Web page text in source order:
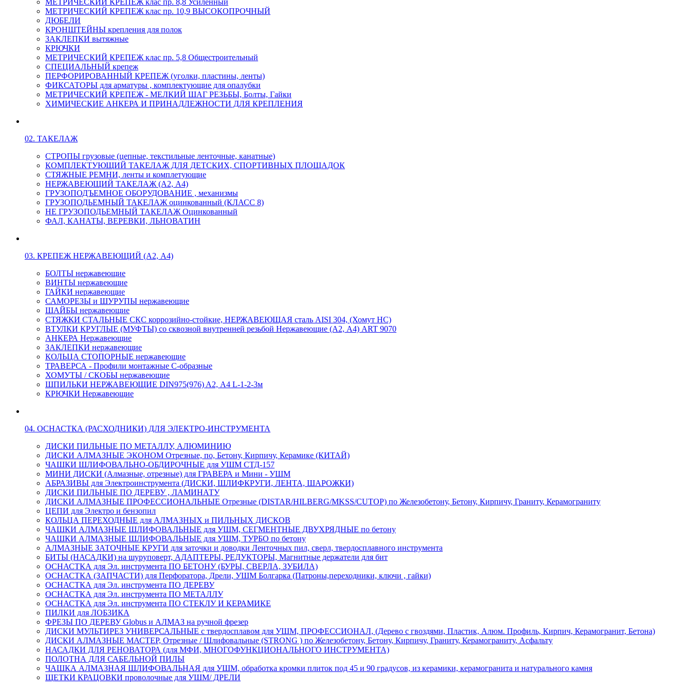
МЕТРИЧЕСКИЙ КРЕПЕЖ клас пр. 8,8 Усиленный
МЕТРИЧЕСКИЙ КРЕПЕЖ клас пр. 10,9 ВЫСОКОПРОЧНЫЙ
ДЮБЕЛИ
КРОНШТЕЙНЫ крепления для полок
ЗАКЛЕПКИ вытяжные
КРЮЧКИ
МЕТРИЧЕСКИЙ КРЕПЕЖ клас пр. 5,8 Общестроительный
СПЕЦИАЛЬНЫЙ крепеж
ПЕРФОРИРОВАННЫЙ КРЕПЕЖ (уголки, пластины, ленты)
ФИКСАТОРЫ для арматуры , комплектующие для опалубки
МЕТРИЧЕСКИЙ КРЕПЕЖ - МЕЛКИЙ ШАГ РЕЗЬБЫ, Болты, Гайки
ХИМИЧЕСКИЕ АНКЕРА И ПРИНАДЛЕЖНОСТИ ДЛЯ КРЕПЛЕНИЯ
02. ТАКЕЛАЖ
СТРОПЫ грузовые (цепные, текстильные ленточные, канатные)
КОМПЛЕКТУЮЩИЙ ТАКЕЛАЖ ДЛЯ ДЕТСКИХ, СПОРТИВНЫХ ПЛОЩАДОК
СТЯЖНЫЕ РЕМНИ, ленты и комплетующие
НЕРЖАВЕЮЩИЙ ТАКЕЛАЖ (А2, А4)
ГРУЗОПОДЪЕМНОЕ ОБОРУДОВАНИЕ , механизмы
ГРУЗОПОДЬЕМНЫЙ ТАКЕЛАЖ оцинкованный (КЛАСС 8)
НЕ ГРУЗОПОДЬЕМНЫЙ ТАКЕЛАЖ Оцинкованный
ФАЛ, КАНАТЫ, ВЕРЕВКИ, ЛЬНОВАТИН
03. КРЕПЕЖ НЕРЖАВЕЮЩИЙ (А2, А4)
БОЛТЫ нержавеющие
ВИНТЫ нержавеющие
ГАЙКИ нержавеющие
САМОРЕЗЫ и ШУРУПЫ нержавеющие
ШАЙБЫ нержавеющие
СТЯЖКИ СТАЛЬНЫЕ СКС коррозийно-стойкие, НЕРЖАВЕЮЩАЯ сталь AISI 304, (Хомут НС)
ВТУЛКИ КРУГЛЫЕ (МУФТЫ) со сквозной внутренней резьбой Нержавеющие (А2, А4) ART 9070
АНКЕРА Нержавеющие
ЗАКЛЕПКИ нержавеющие
КОЛЬЦА СТОПОРНЫЕ нержавеющие
ТРАВЕРСА - Профили монтажные С-образные
ХОМУТЫ / СКОБЫ нержавеющие
ШПИЛЬКИ НЕРЖАВЕЮЩИЕ DIN975(976) A2, А4 L-1-2-3м
КРЮЧКИ Нержавеющие
04. ОСНАСТКА (РАСХОДНИКИ) ДЛЯ ЭЛЕКТРО-ИНСТРУМЕНТА
ДИСКИ ПИЛЬНЫЕ ПО МЕТАЛЛУ, АЛЮМИНИЮ
ДИСКИ АЛМАЗНЫЕ ЭКОНОМ Отрезные, по, Бетону, Кирпичу, Керамике (КИТАЙ)
ЧАШКИ ШЛИФОВАЛЬНО-ОБДИРОЧНЫЕ для УШМ СТД-157
МИНИ ДИСКИ (Алмазные, отрезные) для ГРАВЕРА и Мини - УШМ
АБРАЗИВЫ для Электроинструмента (ДИСКИ, ШЛИФКРУГИ, ЛЕНТА, ШАРОЖКИ)
ДИСКИ ПИЛЬНЫЕ ПО ДЕРЕВУ , ЛАМИНАТУ
ДИСКИ АЛМАЗНЫЕ ПРОФЕССИОНАЛЬНЫЕ Отрезные (DISTAR/HILBERG/MKSS/CUTOP) по Железобетону, Бетону, Кирпичу, Граниту, Керамограниту
ЦЕПИ для Электро и бензопил
КОЛЬЦА ПЕРЕХОДНЫЕ для АЛМАЗНЫХ и ПИЛЬНЫХ ДИСКОВ
ЧАШКИ АЛМАЗНЫЕ ШЛИФОВАЛЬНЫЕ для УШМ, СЕГМЕНТНЫЕ ДВУХРЯДНЫЕ по бетону
ЧАШКИ АЛМАЗНЫЕ ШЛИФОВАЛЬНЫЕ для УШМ, ТУРБО по бетону
АЛМАЗНЫЕ ЗАТОЧНЫЕ КРУГИ для заточки и доводки Ленточных пил, сверл, твердосплавного инструмента
БИТЫ (НАСАДКИ) на шуруповерт, АДАПТЕРЫ, РЕДУКТОРЫ, Магнитные держатели для бит
ОСНАСТКА для Эл. инструмента ПО БЕТОНУ (БУРЫ, СВЕРЛА, ЗУБИЛА)
ОСНАСТКА (ЗАПЧАСТИ) для Перфоратора, Дрели, УШМ Болгарка (Патроны,переходники, ключи , гайки)
ОСНАСТКА для Эл. инструмента ПО ДЕРЕВУ
ОСНАСТКА для Эл. инструмента ПО МЕТАЛЛУ
ОСНАСТКА для Эл. инструмента ПО СТЕКЛУ И КЕРАМИКЕ
ПИЛКИ для ЛОБЗИКА
ФРЕЗЫ ПО ДЕРЕВУ Globus и АЛМАЗ на ручной фрезер
ДИСКИ МУЛЬТИРЕЗ УНИВЕРСАЛЬНЫЕ с твердосплавом для УШМ, ПРОФЕССИОНАЛ, (Дерево с гвоздями, Пластик, Алюм. Профиль, Кирпич, Керамогранит, Бетона)
ДИСКИ АЛМАЗНЫЕ МАСТЕР, Отрезные / Шлифовальные (STRONG ) по Железобетону, Бетону, Кирпичу, Граниту, Керамограниту, Асфальту
НАСАДКИ ДЛЯ РЕНОВАТОРА (для МФИ, МНОГОФУНКЦИОНАЛЬНОГО ИНСТРУМЕНТА)
ПОЛОТНА ДЛЯ САБЕЛЬНОЙ ПИЛЫ
ЧАШКА АЛМАЗНАЯ ШЛИФОВАЛЬНАЯ для УШМ, обработка кромки плиток под 45 и 90 градусов, из керамики, керамогранита и натурального камня
ЩЕТКИ КРАЦОВКИ проволочные для УШМ/ ДРЕЛИ